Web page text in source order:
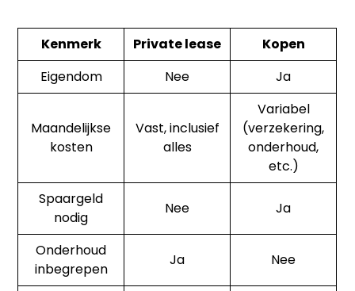
Kenmerk Private lease
Kopen
Eigendom
Nee Ja
Maandelijkse
kosten
Vast, inclusief
alles
Variabel
(verzekering,
onderhoud,
etc.)
Spaargeld
nodig
Nee Ja
Onderhoud
inbegrepen
Ja Nee